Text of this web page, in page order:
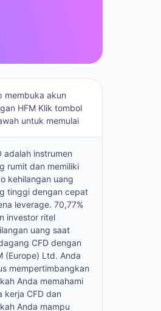
membuka akun
HFM Klik tombol
untuk memulai
adalah instrumen
rumit dan memiliki
kehilangan uang yang
dengan cepat karena
70,77% akun
ritel kehilangan
saat berdagang CFD
HFM (Europe) Ltd.
harus
Anda memahami
kerja CFD dan apakah
mampu mengambil